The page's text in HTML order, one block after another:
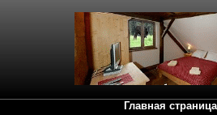
Главная страница